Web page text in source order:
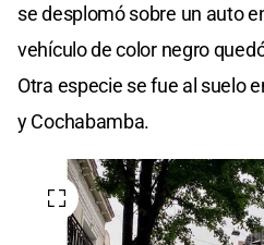
se desplomó sobre un auto
vehículo de color negro
Otra especie se fue al suelo
y Cochabamba.